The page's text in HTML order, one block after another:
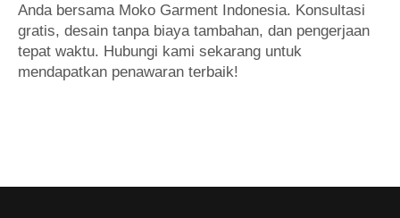
Anda bersama Moko Garment Indonesia. Konsultasi
gratis, desain tanpa biaya tambahan, dan pengerjaan
tepat waktu. Hubungi kami sekarang untuk
mendapatkan penawaran terbaik!